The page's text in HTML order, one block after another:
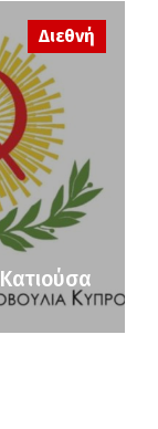
Διεθνή
Κατιούσα